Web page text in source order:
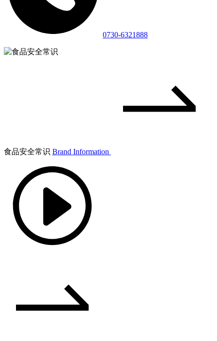
0730-6321888
食品安全常识 Brand Information